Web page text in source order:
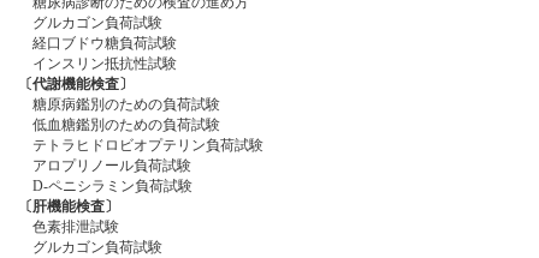
グルカゴン負荷試験
経口ブドウ糖負荷試験
インスリン抵抗性試験
〔代謝機能検査〕
糖原病鑑別のための負荷試験
低血糖鑑別のための負荷試験
テトラヒドロビオプテリン負荷試験
アロプリノール負荷試験
D-ペニシラミン負荷試験
〔肝機能検査〕
色素排泄試験
グルカゴン負荷試験